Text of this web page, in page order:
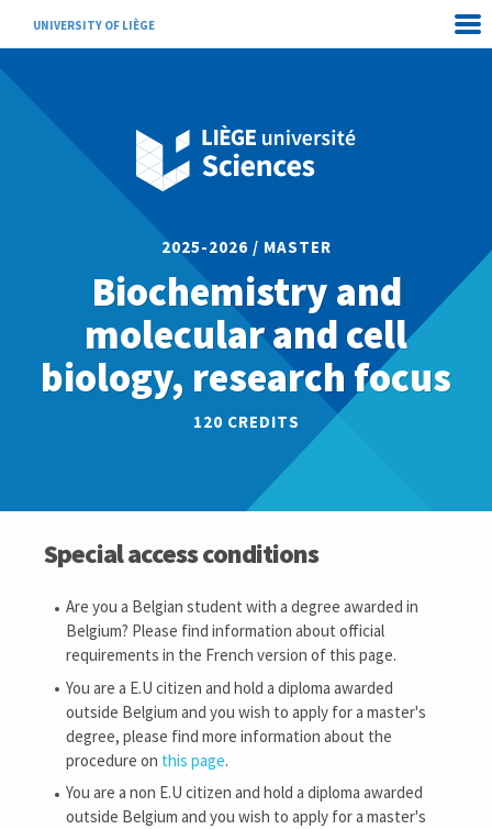
UNIVERSITY OF LIÈGE
2025-2026 / MASTER
Biochemistry and
molecular and cell
biology, research focus
120 CREDITS
Special access conditions
Are you a Belgian student with a degree awarded in
Belgium? Please find information about official
requirements in the French version of this page.
You are a E.U citizen and hold a diploma awarded
outside Belgium and you wish to apply for a master's
degree, please find more information about the
procedure on this page.
You are a non E.U citizen and hold a diploma awarded
outside Belgium and you wish to apply for a master's